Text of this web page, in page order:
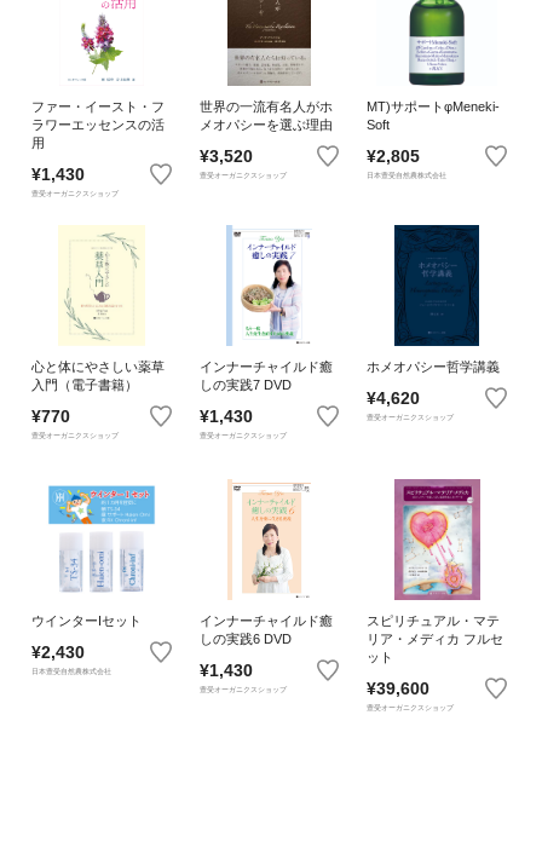
ファー・イースト・フ
ラワーエッセンスの活
用
¥1,430
豊受オーガニクスショップ
世界の一流有名人がホ
メオパシーを選ぶ理由
¥3,520
豊受オーガニクスショップ
MT)サポートφMeneki-
Soft
¥2,805
日本豊受自然農株式会社
心と体にやさしい薬草
入門（電子書籍）
¥770
豊受オーガニクスショップ
インナーチャイルド癒
しの実践7 DVD
¥1,430
豊受オーガニクスショップ
ホメオパシー哲学講義
¥4,620
豊受オーガニクスショップ
ウインターIセット
¥2,430
日本豊受自然農株式会社
インナーチャイルド癒
しの実践6 DVD
¥1,430
豊受オーガニクスショップ
スピリチュアル・マテ
リア・メディカ フルセ
ット
¥39,600
豊受オーガニクスショップ